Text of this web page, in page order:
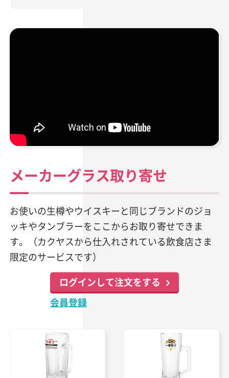
メーカーグラス取り寄せ
お使いの生樽やウイスキーと同じブランドのジョ
ッキやタンブラーをここからお取り寄せできま
す。（カクヤスから仕入れされている飲食店さま
限定のサービスです）
ログインして注文をする
会員登録